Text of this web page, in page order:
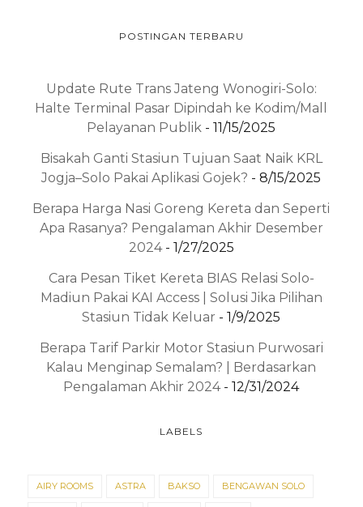
POSTINGAN TERBARU
Update Rute Trans Jateng Wonogiri-Solo:
Halte Terminal Pasar Dipindah ke Kodim/Mall
Pelayanan Publik - 11/15/2025
Bisakah Ganti Stasiun Tujuan Saat Naik KRL
Jogja–Solo Pakai Aplikasi Gojek? - 8/15/2025
Berapa Harga Nasi Goreng Kereta dan Seperti
Apa Rasanya? Pengalaman Akhir Desember
2024- 1/27/2025
Cara Pesan Tiket Kereta BIAS Relasi Solo-
Madiun Pakai KAI Access | Solusi Jika Pilihan
Stasiun Tidak Keluar - 1/9/2025
Berapa Tarif Parkir Motor Stasiun Purwosari
Kalau Menginap Semalam? | Berdasarkan
Pengalaman Akhir 2024- 12/31/2024
LABELS
AIRY ROOMS ASTRA BAKSO BENGAWAN SOLO